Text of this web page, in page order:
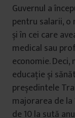
Guvernul a
pentru salarii, o
și în cei care
medical sau
economie.
educație și
președintele
majorarea de
de 10 la sută